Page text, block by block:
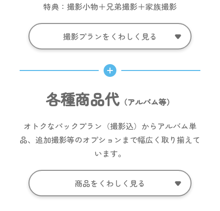
特典：撮影小物＋兄弟撮影＋家族撮影
撮影プランをくわしく見る
各種商品代（アルバム等）
オトクなパックプラン（撮影込）からアルバム単
品、追加撮影等のオプションまで幅広く取り揃えて
います。
商品をくわしく見る